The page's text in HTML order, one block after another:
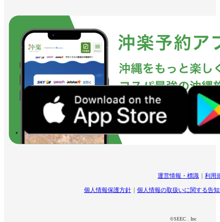
運営情報・標識 利用
個人情報保護方針 個人情報の取扱いに関する告
©SEEC . Inc